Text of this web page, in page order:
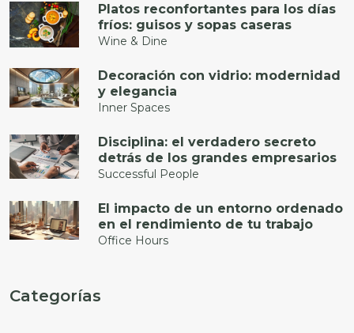
Platos reconfortantes para los días
fríos: guisos y sopas caseras
Wine & Dine
Decoración con vidrio: modernidad
y elegancia
Inner Spaces
Disciplina: el verdadero secreto
detrás de los grandes empresarios
Successful People
El impacto de un entorno ordenado
en el rendimiento de tu trabajo
Office Hours
Categorías